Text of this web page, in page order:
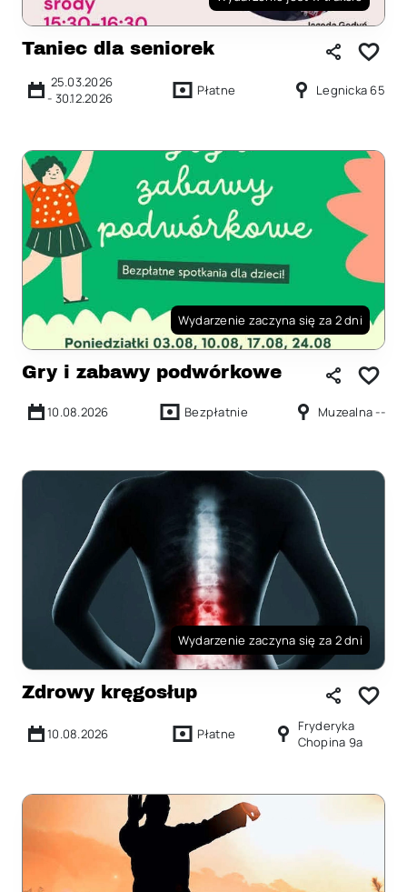
Taniec dla seniorek
25.03.2026
- 30.12.2026 Płatne Legnicka 65
Wydarzenie zaczyna się za 2 dni
Gry i zabawy podwórkowe
10.08.2026 Bezpłatnie Muzealna --
Wydarzenie zaczyna się za 2 dni
Zdrowy kręgosłup
10.08.2026 Płatne
Fryderyka
Chopina 9a